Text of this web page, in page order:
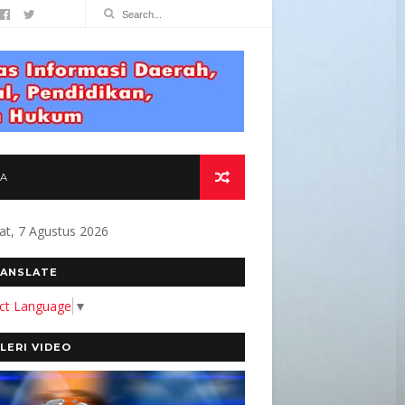
KAMI MEMBANGUN MEDIA
7 Agustus 2026
Language ▼
VIDEO